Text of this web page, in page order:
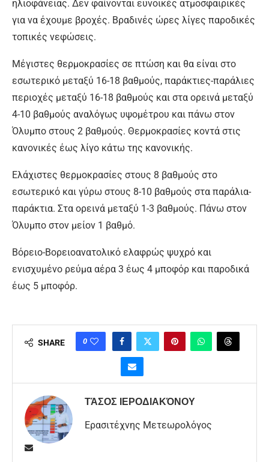
ηλιοφάνειας. Δεν φαίνονται ευνοικές ατμοσφαιρικές
για να έχουμε βροχές. Βραδινές ώρες λίγες παροδικές
τοπικές νεφώσεις.
Μέγιστες θερμοκρασίες σε πτώση και θα είναι στο
εσωτερικό μεταξύ 16-18 βαθμούς, παράκτιες-παράλιες
περιοχές μεταξύ 16-18 βαθμούς και στα ορεινά μεταξύ
4-10 βαθμούς αναλόγως υψομέτρου και πάνω στον
Όλυμπο στους 2 βαθμούς. Θερμοκρασίες κοντά στις
κανονικές έως λίγο κάτω της κανονικής.
Ελάχιστες θερμοκρασίες στους 8 βαθμούς στο
εσωτερικό και γύρω στους 8-10 βαθμούς στα παράλια-
παράκτια. Στα ορεινά μεταξύ 1-3 βαθμούς. Πάνω στον
Όλυμπο στον μείον 1 βαθμό.
Βόρειο-Βορειοανατολικό ελαφρώς ψυχρό και
ενισχυμένο ρεύμα αέρα 3 έως 4 μποφόρ και παροδικά
έως 5 μποφόρ.
SHARE 0
ΤΆΣΟΣ ΙΕΡΟΔΙΑΚΌΝΟΥ
Ερασιτέχνης Μετεωρολόγος